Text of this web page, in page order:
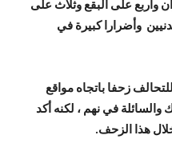
ونجران وأربع على البقع وثلاث على
وأضرارا كبيرة في
زحفا باتجاه مواقع
والسائلة في نهم ، لكنه أكد